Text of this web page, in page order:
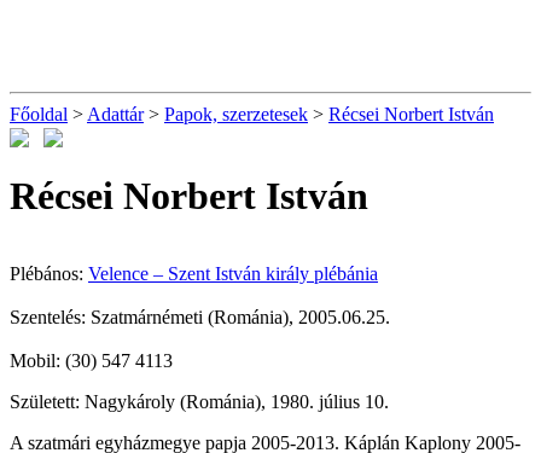
Főoldal > Adattár> Papok, szerzetesek > Récsei Norbert István
Récsei Norbert István
Plébános: Velence – Szent István király plébánia
Szentelés: Szatmárnémeti (Románia), 2005.06.25.
Mobil: (30) 547 4113
Született: Nagykároly (Románia), 1980. július 10.
A szatmári egyházmegye papja 2005-2013. Káplán Kaplony 2005-